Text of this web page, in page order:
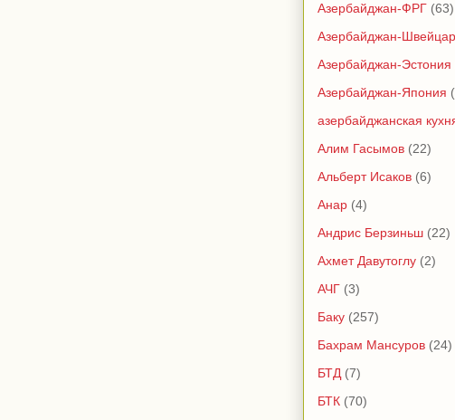
Азербайджан-ФРГ (63)
Азербайджан-
Азербайджан-Эстония
Азербайджан-Япония
азербайджанская
Алим Гасымов (22)
Альберт Исаков (6)
Анар (4)
Андрис Берзиньш (22)
Ахмет Давутоглу (2)
АЧГ (3)
Баку (257)
Бахрам Мансуров (24)
БТД (7)
БТК (70)